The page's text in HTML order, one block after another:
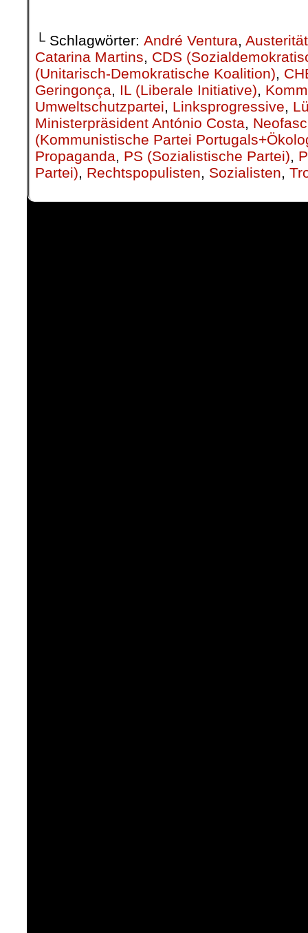
└ Schlagwörter: André Ventura,
Catarina Martins, CDS
(Unitarisch-Demokratische Koalition),
Geringonça, IL (Liberale Initiative),
Umweltschutzpartei, Linksprogressive,
Ministerpräsident António Costa,
(Kommunistische Partei
Propaganda, PS (Sozialistische Partei),
Partei), Rechtspopulisten, Sozialisten,